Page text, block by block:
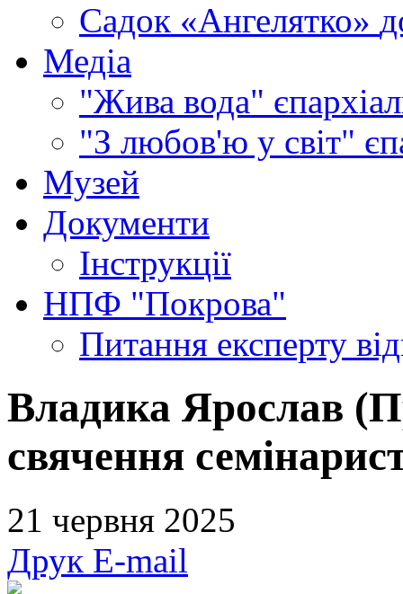
Садок «Ангелятко»
Медіа
"Жива вода"
"З любов'ю у світ"
Музей
Документи
Інструкції
НПФ "Покрова"
Питання експерту
Владика Ярослав
свячення
21 червня 2025
Друк E-mail